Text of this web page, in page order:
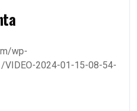
wp-
2024-01-15-08-54-